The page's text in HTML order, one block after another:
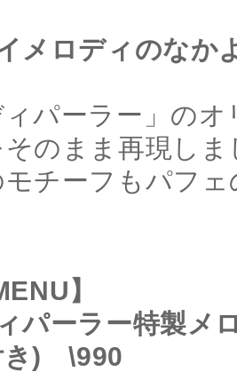
メロディのなか
ィパーラー」の
のまま再現し
モチーフもパフ
】
パーラー特製メ
き) \990